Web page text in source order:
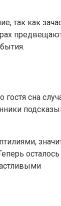
так как
гостя сна